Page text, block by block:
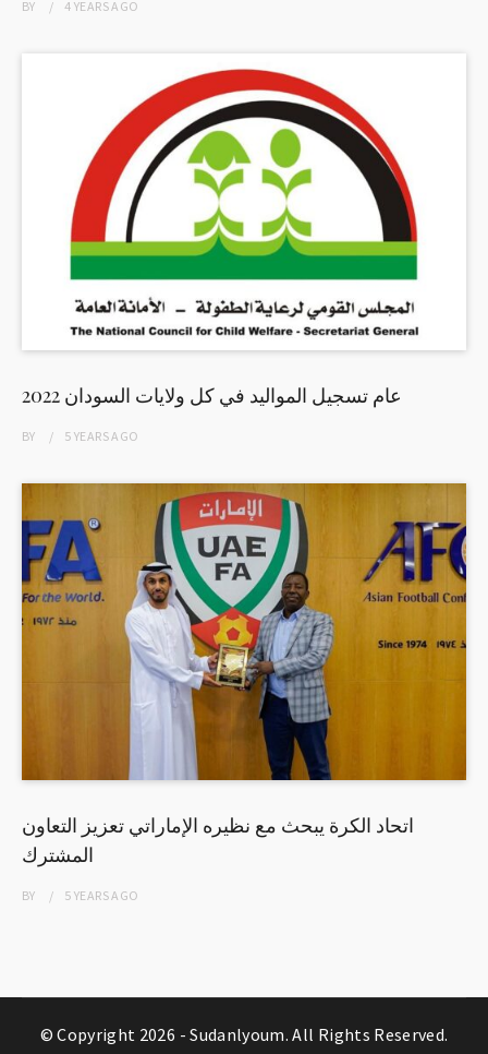
BY 4 YEARSAGO
2022 عام تسجيل المواليد في كل ولايات السودان
BY 5 YEARSAGO
اتحاد الكرة يبحث مع نظيره الإماراتي تعزيز التعاون
المشترك
BY 5 YEARSAGO
© Copyright 2026 -Sudanlyoum. All Rights Reserved.